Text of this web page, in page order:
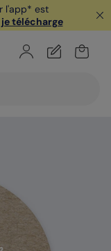
l'app* est
je télécharge